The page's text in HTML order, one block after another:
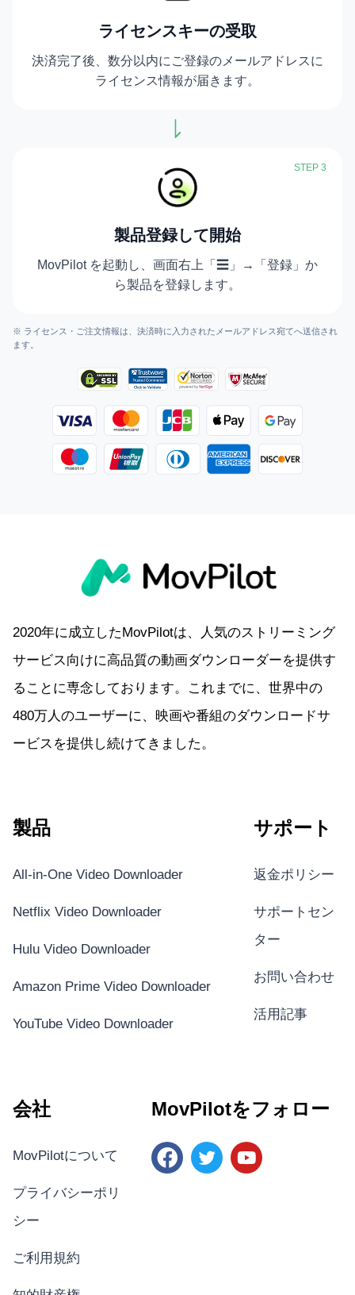
ライセンスキーの受取
決済完了後、数分以内にご登録のメールアドレスに
ライセンス情報が届きます。
STEP 3
製品登録して開始
MovPilot を起動し、画面右上「☰」→「登録」か
ら製品を登録します。
※ ライセンス・ご注文情報は、決済時に入力されたメールアドレス宛てへ送信され
ます。
2020年に成立したMovPilotは、人気のストリーミング
サービス向けに高品質の動画ダウンローダーを提供す
ることに専念しております。これまでに、世界中の
480万人のユーザーに、映画や番組のダウンロードサ
ービスを提供し続けてきました。
製品
All-in-One Video Downloader
Netflix Video Downloader
Hulu Video Downloader
Amazon Prime Video Downloader
YouTube Video Downloader
サポート
返金ポリシー
サポートセン
ター
お問い合わせ
活用記事
会社
MovPilotについて
プライバシーポリ
シー
ご利用規約
MovPilotをフォロー